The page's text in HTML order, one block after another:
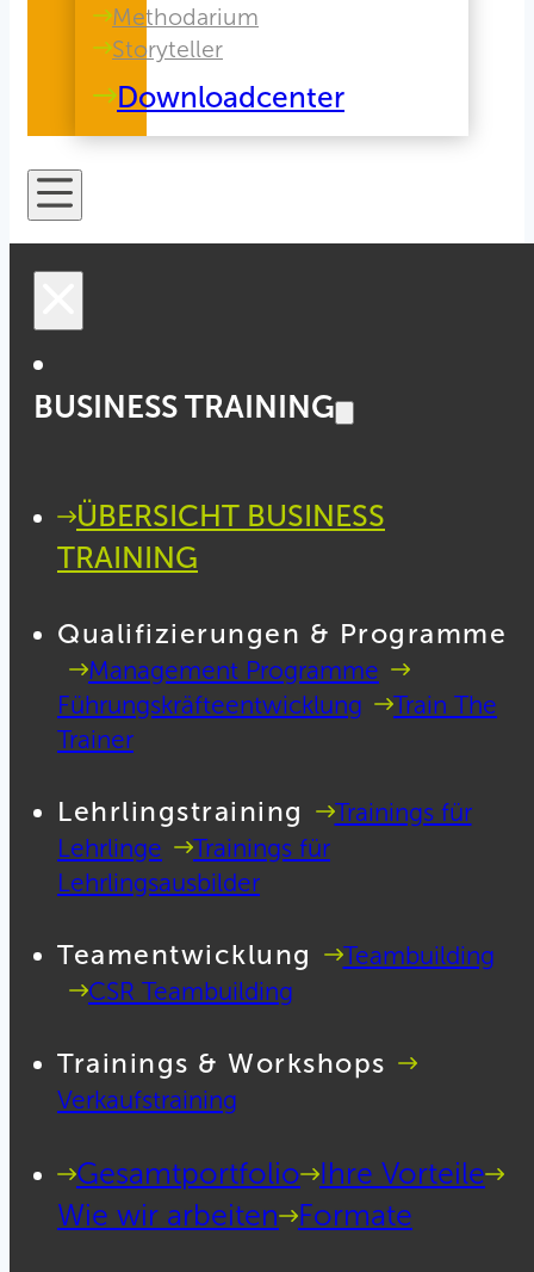
Methodarium
Storyteller
Downloadcenter
BUSINESS TRAINING
ÜBERSICHT BUSINESS
TRAINING
Qualifizierungen & Programme
Management Programme
Führungskräfteentwicklung
Train The
Trainer
Lehrlingstraining
Trainings für
Lehrlinge
Trainings für
Lehrlingsausbilder
Teamentwicklung
Teambuilding
CSR Teambuilding
Trainings & Workshops
Verkaufstraining
Gesamtportfolio
Ihre Vorteile
Wie wir arbeiten
Formate